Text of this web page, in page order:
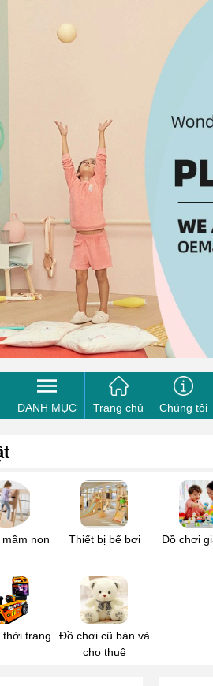
DANH MỤC Trang chủ Chúng tôi
non Thiết bị bể bơi Đồ chơi
trang
Đồ chơi cũ bán và
cho thuê
Để Lại Tin
Bạn quan tâm đến
Đầu tư trò chơi khu vui chơi
Đầu tư trò chơi đồ chơi rời,
Dịch vụ tư vấn đổi mới, bảo
Đầu tư khu vui chơi tổ hợp
Mục đích mua hàng
Đầu tư kinh doanh cá nhân
Đầu tư sử dụng cho gia đình
Tên của bạn
Tin nhắn của bạn*